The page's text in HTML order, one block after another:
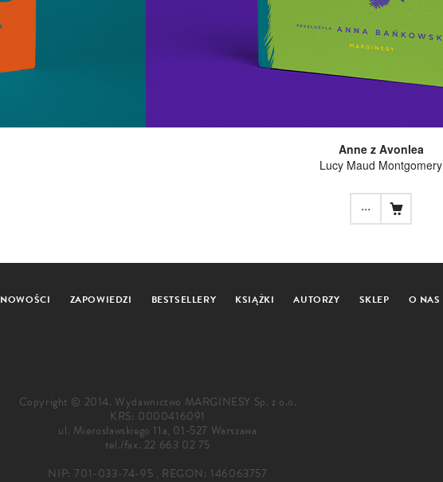
Anne z Avonlea
Lucy Maud Montgomery
...
NOWOŚCI ZAPOWIEDZI BESTSELLERY KSIĄŻKI AUTORZY SKLEP O NAS
Copyright © 2014. Wydawnictwo MARGINESY Sp. z o.o.
KRS: 0000416091
ul. Mierosławskiego 11a, 01-527 Warszawa
tel./fax. 22 663 02 75
NIP: 701-033-74-95 , REGON: 146063757